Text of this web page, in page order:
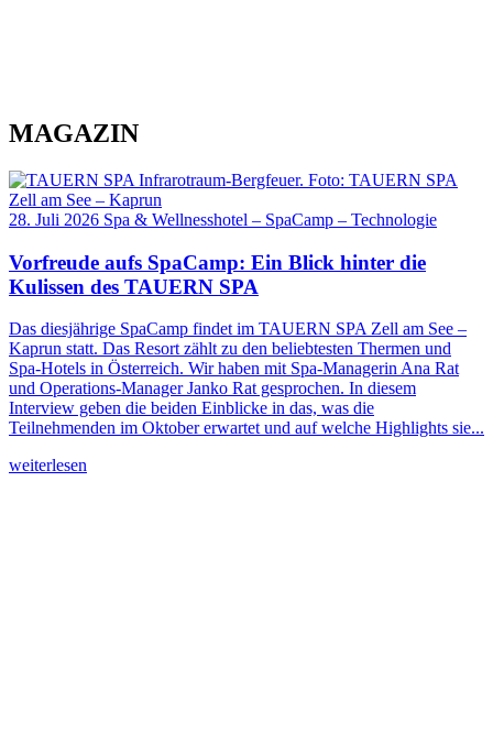
MAGAZIN
28. Juli 2026 Spa & Wellnesshotel – SpaCamp – Technologie
Vorfreude aufs SpaCamp: Ein Blick hinter die
Kulissen des TAUERN SPA
Das diesjährige SpaCamp findet im TAUERN SPA Zell am See –
Kaprun statt. Das Resort zählt zu den beliebtesten Thermen und
Spa-Hotels in Österreich. Wir haben mit Spa-Managerin Ana Rat
und Operations-Manager Janko Rat gesprochen. In diesem
Interview geben die beiden Einblicke in das, was die
Teilnehmenden im Oktober erwartet und auf welche Highlights sie...
weiterlesen